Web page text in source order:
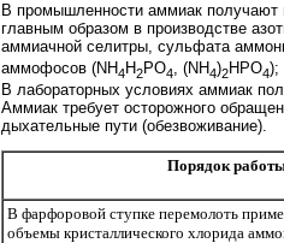
В промышленности аммиак получают
главным образом в производстве
аммиачной селитры, сульфата
аммофосов (NH4H2PO4 , (NH4)2HPO4);
В лабораторных условиях аммиак
Аммиак требует осторожного
дыхательные пути (обезвоживание).
Порядок
В фарфоровой ступке перемолоть
объемы кристаллического хлорида